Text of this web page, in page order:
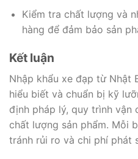
Kiểm tra chất lượng và
hàng để đảm bảo sản
Kết luận
Nhập khẩu xe đạp từ Nhật
hiểu biết và chuẩn bị kỹ
định pháp lý, quy trình vận
chất lượng sản phẩm. Mỗi
tránh rủi ro và chi phí phát